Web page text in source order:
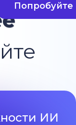
Попробуйте
ИИ